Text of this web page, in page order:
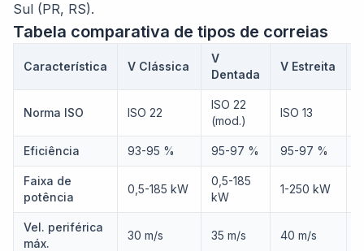
Sul (PR, RS).
Tabela comparativa de tipos de correias
Característica V Clássica
V
Dentada
V Estreita
Norma ISO ISO 22
ISO 22
(mod.)
ISO 13
Eficiência 93-95 % 95-97 % 95-97 %
Faixa de
potência
0,5-185 kW
0,5-185
kW
1-250 kW
Vel. periférica
máx.
30 m/s 35 m/s 40 m/s